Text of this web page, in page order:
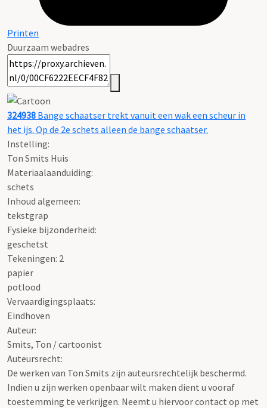
Printen
Duurzaam webadres
324938 Bange schaatser trekt vanuit een wak een scheur in
het ijs. Op de 2e schets alleen de bange schaatser.
Instelling:
Ton Smits Huis
Materiaalaanduiding:
schets
Inhoud algemeen:
tekstgrap
Fysieke bijzonderheid:
geschetst
Tekeningen: 2
papier
potlood
Vervaardigingsplaats:
Eindhoven
Auteur:
Smits, Ton / cartoonist
Auteursrecht:
De werken van Ton Smits zijn auteursrechtelijk beschermd.
Indien u zijn werken openbaar wilt maken dient u vooraf
toestemming te verkrijgen. Neemt u hiervoor contact op met